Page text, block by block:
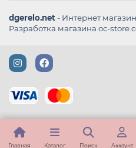
dgerelo.net- Интернет
Разработка магазина oc-
Главная Каталог Поиск Аккаунт